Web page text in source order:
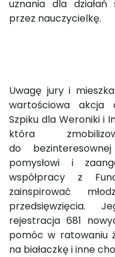
uznania dla działań
przez nauczycielkę.
Uwagę jury i
wartościowa akcja
Szpiku dla Weroniki i
która
do
pomysłowi i
współpracy z
zainspirować
przedsięwzięcia.
rejestracja 681
pomóc w ratowaniu
na białaczkę i inne